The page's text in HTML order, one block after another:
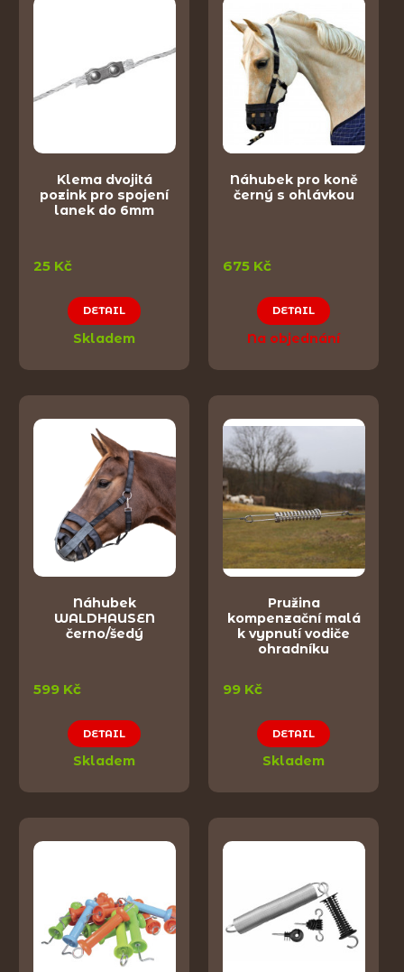
Klema dvojitá
pozink pro spojení
lanek do 6mm
25 Kč
DETAIL
Skladem
Náhubek pro koně
černý s ohlávkou
675 Kč
DETAIL
Na objednání
Náhubek
WALDHAUSEN
černo/šedý
599 Kč
DETAIL
Skladem
Pružina
kompenzační malá
k vypnutí vodiče
ohradníku
99 Kč
DETAIL
Skladem